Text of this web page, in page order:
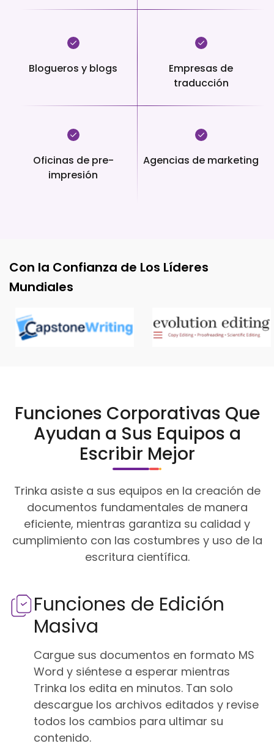
Blogueros y blogs
Empresas de
traducción
Oficinas de pre-
impresión
Agencias de marketing
Con la Confianza de Los Líderes
Mundiales
Funciones Corporativas Que
Ayudan a Sus Equipos a
Escribir Mejor
Trinka asiste a sus equipos en la creación de
documentos fundamentales de manera
eficiente, mientras garantiza su calidad y
cumplimiento con las costumbres y uso de la
escritura científica.
Funciones de Edición
Masiva
Cargue sus documentos en formato MS
Word y siéntese a esperar mientras
Trinka los edita en minutos. Tan solo
descargue los archivos editados y revise
todos los cambios para ultimar su
contenido.